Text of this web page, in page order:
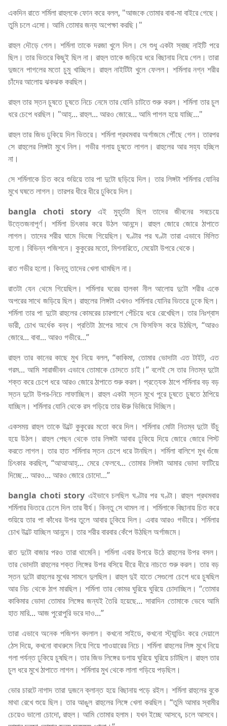
একদিন রাতে শর্মিলা রাহুলকে ফোন করে বলল, "আজকে তোমার বাবা-মা বাইরে গেছে।
তুমি চলে এসো। আমি তোমার জন্য অপেক্ষা করছি।"
রাহুল দৌড়ে গেল। শর্মিলা তাকে দরজা খুলে দিল। সে শুধু একটা স্বচ্ছ নাইটি পরে
ছিল। তার ভিতরে কিছুই ছিল না। রাহুল তাকে জড়িয়ে ধরে বিছানায় নিয়ে গেল। তারা
দুজনে পাগলের মতো চুমু খাচ্ছিল। রাহুল নাইটিটা খুলে ফেলল। শর্মিলার নগ্ন শরীর
চাঁদের আলোয় ঝকঝক করছিল।
রাহুল তার স্তন চুষতে চুষতে নিচে নেমে তার যোনি চাটতে শুরু করল। শর্মিলা তার চুল
ধরে চেপে ধরছিল। "আহ্... রাহুল... আরও জোরে... আমি পাগল হয়ে যাচ্ছি..."
রাহুল তার জিভ ঢুকিয়ে দিল ভিতরে। শর্মিলা প্রথমবার অর্গাজমে পৌঁছে গেল। তারপর
সে রাহুলের লিঙ্গটা মুখে নিল। গভীর গলায় চুষতে লাগল। রাহুলের আর সহ্য হচ্ছিল
না।
সে শর্মিলাকে চিত করে শুয়িয়ে তার পা দুটো ছড়িয়ে দিল। তার লিঙ্গটা শর্মিলার যোনির
মুখে ঘষতে লাগল। তারপর ধীরে ধীরে ঢুকিয়ে দিল।
bangla choti story এই মুহূর্তটা ছিল তাদের জীবনের সবচেয়ে
উত্তেজনাপূর্ণ। শর্মিলা চিৎকার করে উঠল আনন্দে। রাহুল জোরে জোরে ঠাপাতে
লাগল। তাদের শরীর ঘামে ভিজে গিয়েছিল। ঘণ্টার পর ঘণ্টা তারা এভাবে মিলিত
হলো। বিভিন্ন পজিশনে। কুকুরের মতো, মিশনারিতে, মেয়েটা উপরে থেকে।
রাত গভীর হলো। কিন্তু তাদের খেলা থামছিল না।
রাতটা যেন থেমে গিয়েছিল। শর্মিলার ঘরের হালকা নীল আলোয় দুটো শরীর একে
অপরের সাথে জড়িয়ে ছিল। রাহুলের লিঙ্গটা এখনও শর্মিলার যোনির ভিতরে ঢুকে ছিল।
শর্মিলা তার পা দুটো রাহুলের কোমরের চারপাশে পেঁচিয়ে ধরে রেখেছিল। তার নিঃশ্বাস
ভারী, চোখ অর্ধেক বন্ধ। প্রতিটা ঠাপের সাথে সে ফিসফিস করে উঠছিল, “আরও
জোরে... বাবা... আরও গভীরে...”
রাহুল তার কানের কাছে মুখ নিয়ে বলল, “কাকিমা, তোমার ভোদাটা এত টাইট, এত
গরম... আমি সারাজীবন এভাবে তোমাকে চোদতে চাই।” বলেই সে তার নিতম্ব দুটো
শক্ত করে চেপে ধরে আরও জোরে ঠাপাতে শুরু করল। প্রত্যেক ঠাপে শর্মিলার বড় বড়
স্তন দুটো উপর-নিচে লাফাচ্ছিল। রাহুল একটা স্তন মুখে পুরে চুষতে চুষতে ঠাপিয়ে
যাচ্ছিল। শর্মিলার যোনি থেকে রস গড়িয়ে তার ঊরু ভিজিয়ে দিচ্ছিল।
একসময় রাহুল তাকে উল্টে কুকুরের মতো করে দিল। শর্মিলার মোটা নিতম্ব দুটো উঁচু
হয়ে উঠল। রাহুল পেছন থেকে তার লিঙ্গটা আবার ঢুকিয়ে দিয়ে জোরে জোরে পিস্ট
করতে লাগল। তার হাত শর্মিলার স্তন চেপে ধরে টানছিল। শর্মিলা বালিশে মুখ গুঁজে
চিৎকার করছিল, “আআআহ্... মেরে ফেলবে... তোমার লিঙ্গটা আমার ভোদা ফাটিয়ে
দিচ্ছে... আরও... আরও জোরে চোদো...”
bangla choti story এইভাবে চলছিল ঘণ্টার পর ঘণ্টা। রাহুল প্রথমবার
শর্মিলার ভিতরে ঢেলে দিল তার বীর্য। কিন্তু সে থামল না। শর্মিলাকে বিছানায় চিত করে
শুয়িয়ে তার পা কাঁধের উপর তুলে আবার ঢুকিয়ে দিল। এবার আরও গভীরে। শর্মিলার
চোখ উল্টে যাচ্ছিল আনন্দে। তার শরীর বারবার কেঁপে উঠছিল অর্গাজমে।
রাত দুটো বাজার পরও তারা থামেনি। শর্মিলা এবার উপরে উঠে রাহুলের উপর বসল।
তার ভোদাটা রাহুলের শক্ত লিঙ্গের উপর বসিয়ে ধীরে ধীরে নাচতে শুরু করল। তার বড়
স্তন দুটো রাহুলের মুখের সামনে দুলছিল। রাহুল দুই হাতে সেগুলো চেপে ধরে চুষছিল
আর নিচ থেকে ঠাপ মারছিল। শর্মিলা তার কোমর ঘুরিয়ে ঘুরিয়ে চোদাচ্ছিল। “তোমার
কাকিমার ভোদা তোমার লিঙ্গের জন্যই তৈরি হয়েছে... সারাদিন তোমাকে ভেবে আমি
হাত মারি... আজ পুরোপুরি ভরে দাও...”
তারা এভাবে অনেক পজিশন বদলাল। কখনো সাইডে, কখনো স্ট্যান্ডিং করে দেয়ালে
ঠেস দিয়ে, কখনো বাথরুমে নিয়ে গিয়ে শাওয়ারের নিচে। শর্মিলা রাহুলের লিঙ্গ মুখে নিয়ে
গলা পর্যন্ত ঢুকিয়ে চুষছিল। তার জিভ লিঙ্গের ডগায় ঘুরিয়ে ঘুরিয়ে চাটছিল। রাহুল তার
চুল ধরে মুখে ঠাপাতে লাগল। শর্মিলার মুখ থেকে লালা গড়িয়ে পড়ছিল।
ভোর চারটে নাগাদ তারা দুজনে ক্লান্ত হয়ে বিছানায় পড়ে রইল। শর্মিলা রাহুলের বুকে
মাথা রেখে শুয়ে ছিল। তার আঙুল রাহুলের লিঙ্গে খেলা করছিল। “তুমি আমার স্বামীর
চেয়েও ভালো চোদো, রাহুল। আমি তোমার হলাম। যখন ইচ্ছে আসবে, চলে আসবে।